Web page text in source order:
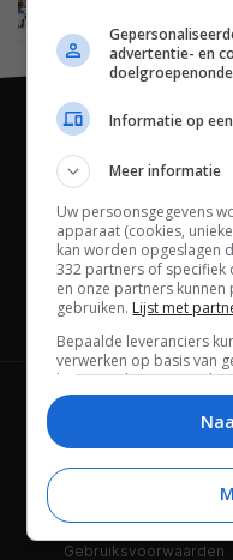
Channels
Gebruiksvoorwaarden
advertentie- en
Informatie op
Meer informatie
Uw persoonsgegevens
apparaat (cookies,
kan worden opgeslagen
332 partners of specifiek
en onze partners
gebruiken. Lijst met
Bepaalde leveranciers
verwerken op basis van
hiertegen bezwaar
beheren. Zoek onderaan
een link om uw